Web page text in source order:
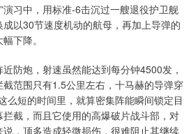
演习中，用标准-6击沉过一艘退役护卫舰
以30节速度机动的航母，再加上导弹的
下降。
防炮，射速虽然能达到每分钟4500发，
范围只有1.5公里左右，十马赫的导弹穿
么短的时间里，就算密集阵能瞬间锁定目
截，而且它使用的高爆破片战斗部，对
，顶多造成轻微损伤，很难阻止其继续